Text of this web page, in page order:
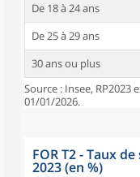
De 18 à 24 ans
De 25 à 29 ans
30 ans ou plus
Source : Insee,
01/01/2026.
FOR T2 - Taux
2023 (en %)